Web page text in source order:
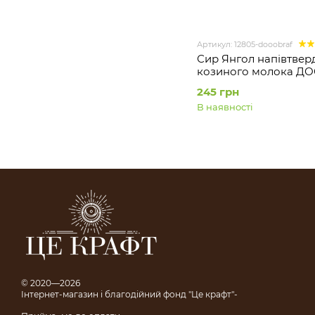
Артикул: 12805-dooobraf
Сир Янгол
козиного молока
245 грн
В наявності
© 2020—2026
Інтернет-магазин і благодійний фонд "Це крафт"-